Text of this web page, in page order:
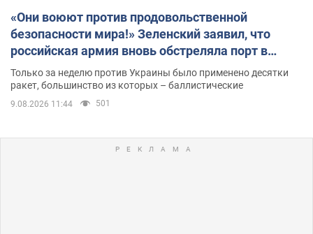
«Они воюют против продовольственной
безопасности мира!» Зеленский заявил, что
российская армия вновь обстреляла порт в
Одессе
Только за неделю против Украины было применено десятки
ракет, большинство из которых – баллистические
9.08.2026 11:44 501